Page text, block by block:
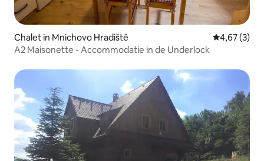
Chalet in Mnichovo Hradiště
4,67 (3)
A2 Maisonette - Accommodatie in de Underlock